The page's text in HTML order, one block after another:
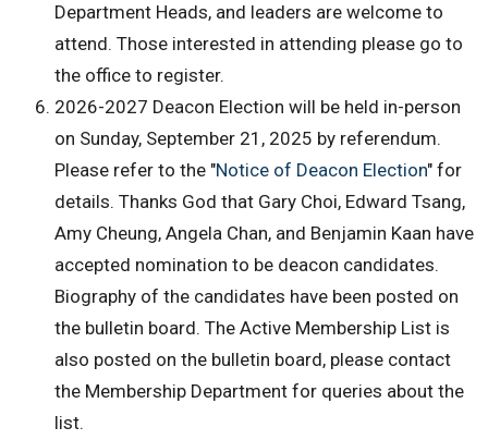
Department Heads, and leaders are welcome to
attend. Those interested in attending please go to
the office to register.
2026-2027 Deacon Election will be held in-person
on Sunday, September 21, 2025 by referendum.
Please refer to the "Notice of Deacon Election" for
details. Thanks God that Gary Choi, Edward Tsang,
Amy Cheung, Angela Chan, and Benjamin Kaan have
accepted nomination to be deacon candidates.
Biography of the candidates have been posted on
the bulletin board. The Active Membership List is
also posted on the bulletin board, please contact
the Membership Department for queries about the
list.